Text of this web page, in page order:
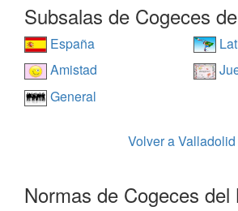
Subsalas de Cogeces
España
Amistad
General
Volver a Valladolid
Normas de Cogeces del